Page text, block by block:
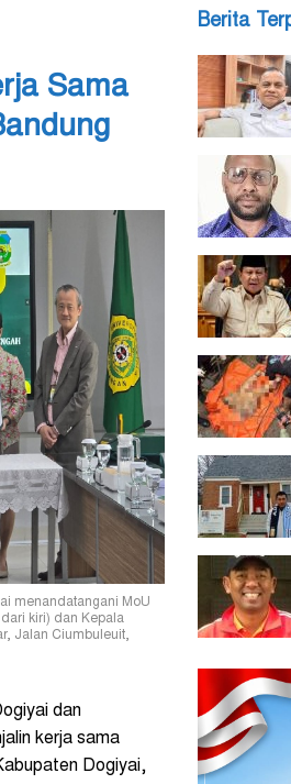
Sama
menandatangani MoU
kiri) dan Kepala
Jalan Ciumbuleuit,
dan
kerja sama
Dogiyai,
Berita